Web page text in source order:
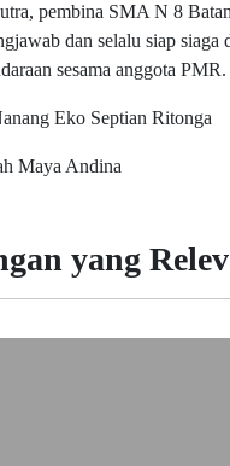
pembina SMA N 8
dan selalu siap siaga
sesama anggota PMR.
Eko Septian Ritonga
Maya Andina
yang